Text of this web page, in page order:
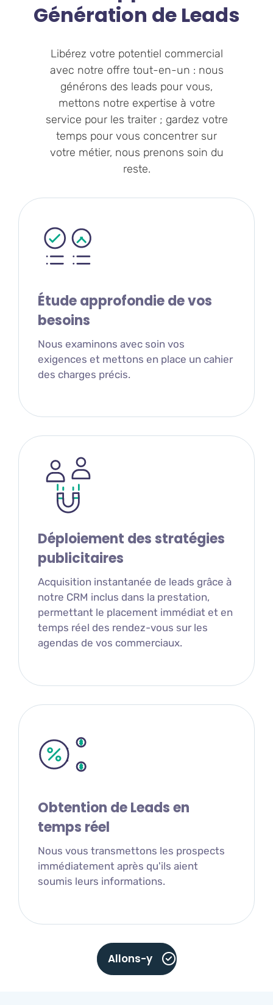
Génération de Leads
Libérez votre potentiel commercial
avec notre offre tout-en-un : nous
générons des leads pour vous,
mettons notre expertise à votre
service pour les traiter ; gardez votre
temps pour vous concentrer sur
votre métier, nous prenons soin du
reste.
Étude approfondie de vos
besoins
Nous examinons avec soin vos
exigences et mettons en place un cahier
des charges précis.
Déploiement des stratégies
publicitaires
Acquisition instantanée de leads grâce à
notre CRM inclus dans la prestation,
permettant le placement immédiat et en
temps réel des rendez-vous sur les
agendas de vos commerciaux.
Obtention de Leads en
temps réel
Nous vous transmettons les prospects
immédiatement après qu'ils aient
soumis leurs informations.
Allons-y